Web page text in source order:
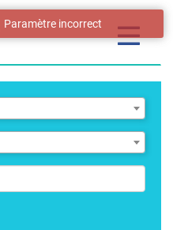
Toggle
Paramètre incorrect